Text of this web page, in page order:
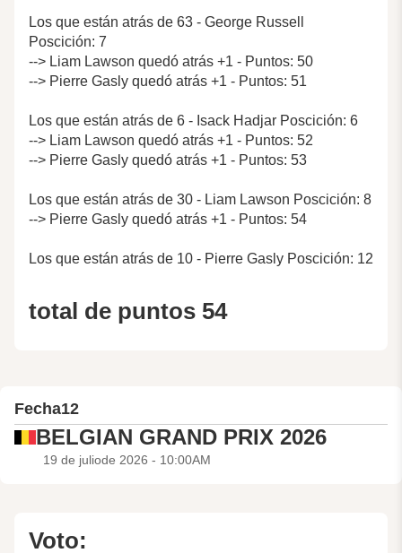
Los que están atrás de 63 - George Russell
Poscición: 7
--> Liam Lawson quedó atrás +1 - Puntos: 50
--> Pierre Gasly quedó atrás +1 - Puntos: 51
Los que están atrás de 6 - Isack Hadjar Poscición: 6
--> Liam Lawson quedó atrás +1 - Puntos: 52
--> Pierre Gasly quedó atrás +1 - Puntos: 53
Los que están atrás de 30 - Liam Lawson Poscición: 8
--> Pierre Gasly quedó atrás +1 - Puntos: 54
Los que están atrás de 10 - Pierre Gasly Poscición: 12
total de puntos 54
Fecha12
BELGIAN GRAND PRIX 2026
19 de juliode 2026 - 10:00AM
Voto: